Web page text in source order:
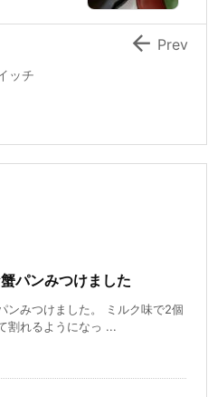
ッチ
 Prev
パンみつけました
ンみつけました。 ミルク味で2個
割れるようになっ ...